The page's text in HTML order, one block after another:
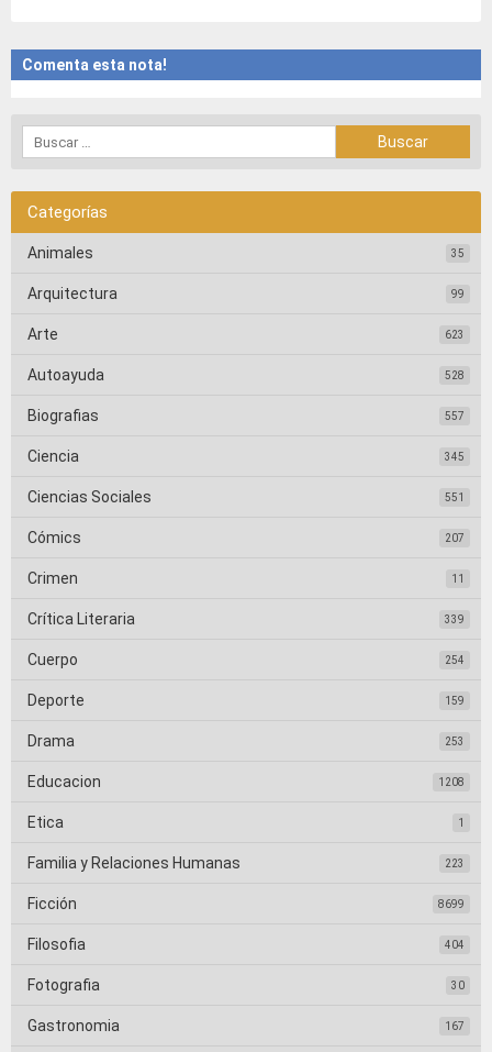
Comenta esta nota!
Categorías
Animales 35
Arquitectura 99
Arte 623
Autoayuda 528
Biografias 557
Ciencia 345
Ciencias Sociales 551
Cómics 207
Crimen 11
Crítica Literaria 339
Cuerpo 254
Deporte 159
Drama 253
Educacion 1208
Etica 1
Familia y Relaciones Humanas 223
Ficción 8699
Filosofia 404
Fotografia 30
Gastronomia 167